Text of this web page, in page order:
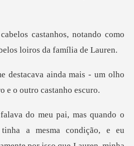
os, notando como
da mais - um olho
dição, e eu